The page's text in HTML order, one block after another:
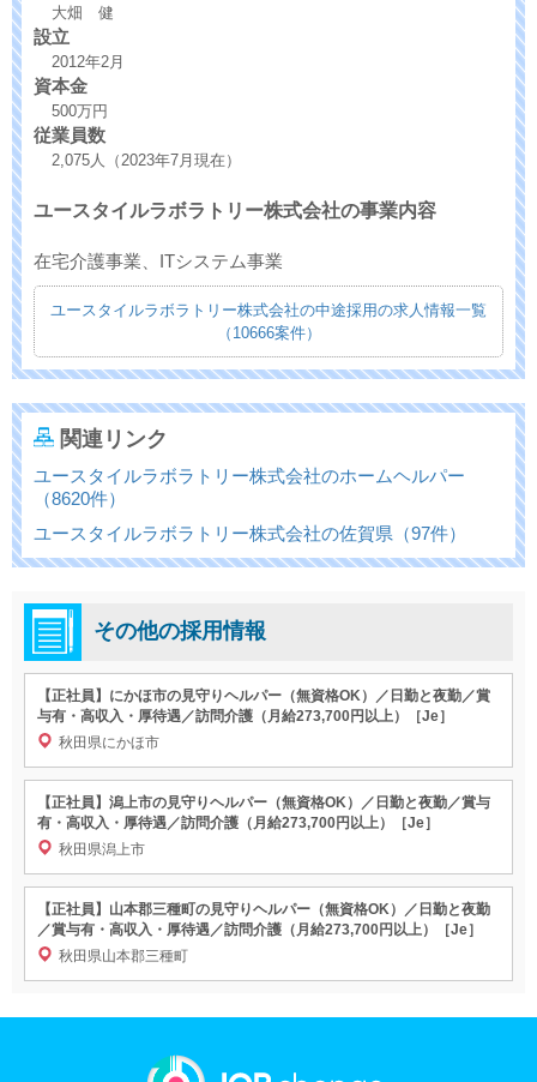
大畑 健
設立
2012年2月
資本金
500万円
従業員数
2,075人（2023年7月現在）
ユースタイルラボラトリー株式会社の事業内容
在宅介護事業、ITシステム事業
ユースタイルラボラトリー株式会社の中途採用の求人情報一覧
（10666案件）
関連リンク
ユースタイルラボラトリー株式会社のホームヘルパー
（8620件）
ユースタイルラボラトリー株式会社の佐賀県（97件）
その他の採用情報
【正社員】にかほ市の見守りヘルパー（無資格OK）／日勤と夜勤／賞
与有・高収入・厚待遇／訪問介護（月給273,700円以上）［Je］
秋田県にかほ市
【正社員】潟上市の見守りヘルパー（無資格OK）／日勤と夜勤／賞与
有・高収入・厚待遇／訪問介護（月給273,700円以上）［Je］
秋田県潟上市
【正社員】山本郡三種町の見守りヘルパー（無資格OK）／日勤と夜勤
／賞与有・高収入・厚待遇／訪問介護（月給273,700円以上）［Je］
秋田県山本郡三種町